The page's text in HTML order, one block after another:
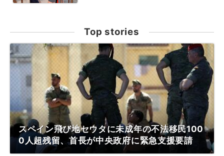
Top stories
スペイン飛び地セウタに未成年の不法移民100
0人超残留、首長が中央政府に緊急支援要請